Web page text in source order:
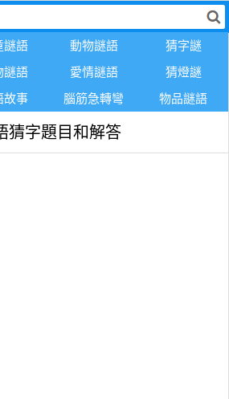
謎語 動物謎語
猜字謎
謎語 愛情謎語
猜燈謎
故事 腦筋急轉彎 物品謎語
猜字題目和解答